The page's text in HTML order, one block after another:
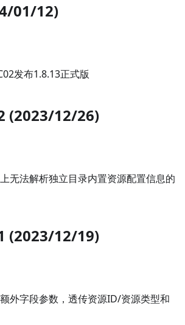
01/12)
发布1.8.13正式版
(2023/12/26)
无法解析独立目录内置资源配置信息的
(2023/12/19)
外字段参数，透传资源ID/资源类型和